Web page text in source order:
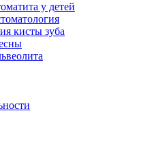
у детей
кисты зуба